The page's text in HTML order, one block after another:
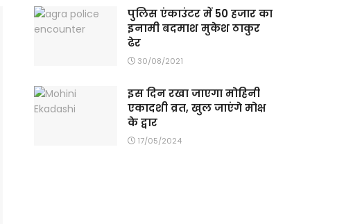
पुलिस एंकाउंटर में 50 हजार का
इनामी बदमाश मुकेश ठाकुर
ढेर
30/08/2021
इस दिन रखा जाएगा मोहिनी
एकादशी व्रत, खुल जाएंगे मोक्ष
के द्वार
17/05/2024